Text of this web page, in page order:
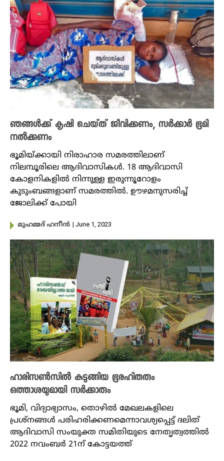
ഞങ്ങൾക്ക് കൃഷി ചെയ്ത് ജീവിക്കണം, സർക്കാർ ഭൂമി
നൽക്കണം
ഭൂമിയ്ക്കായി നിരാഹാര സമരത്തിലാണ്
നിലമ്പൂരിലെ ആദിവാസികൾ. 18 ആദിവാസി
കോളനികളിൽ നിന്നുള്ള ഇരുന്നൂറോളം
കുടുംബങ്ങളാണ് സമരത്തിൽ. ഊഴമനുസരിച്ച്
ജോലിക്ക് പോയി
മുഹമ്മദ് ഹനീൻ | June 1, 2023
ഹാരിസൺസിൽ കുടുങ്ങിയ ഭൂരഹിതരും
ഒത്താശയുമായി സർക്കാരും
ഭൂമി, വിദ്യാഭ്യാസം, തൊഴിൽ മേഖലകളിലെ
പ്രശ്നങ്ങൾ പരിഹരിക്കണമെന്നാവശ്യപ്പെട്ട് ദലിത്
ആദിവാസി സംയുക്ത സമിതിയുടെ നേതൃത്വത്തിൽ
2022 നവംബർ 21ന് കോട്ടയത്ത്